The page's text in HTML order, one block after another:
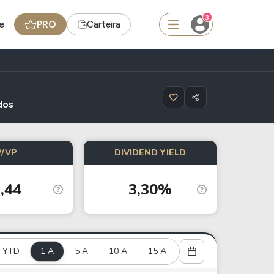
PRO Carteira
3
BDR
- BNB
Radar do Dividendo Inteligente
Carteiras Recomendadas
VP DIVIDEND YIELD
3,30%
YTD 1 A 5 A 10 A 15 A